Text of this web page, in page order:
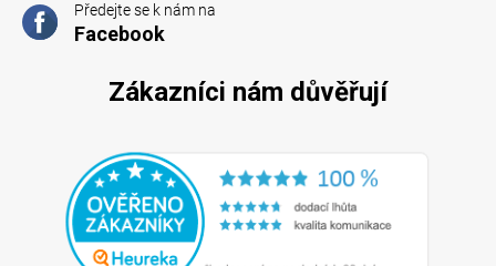
Předejte se k nám na
Facebook
Zákazníci nám důvěřují